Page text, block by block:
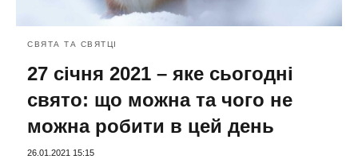
СВЯТА ТА СВЯТЦІ
27 січня 2021 – яке сьогодні
свято: що можна та чого не
можна робити в цей день
26.01.2021 15:15